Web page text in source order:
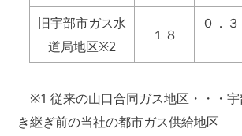
旧宇部市ガス水
道局地区※2
１８
０．
※1 従来の山口合同ガス地区・・・宇
き継ぎ前の当社の都市ガス供給地区